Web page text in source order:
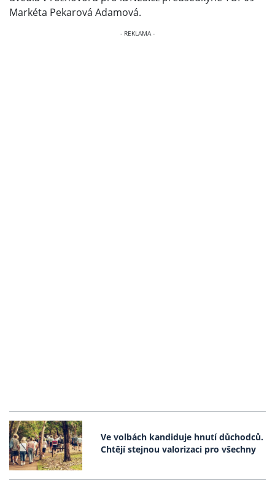
Markéta Pekarová Adamová.
Ve volbách kandiduje hnutí důchodců.
Chtějí stejnou valorizaci pro všechny